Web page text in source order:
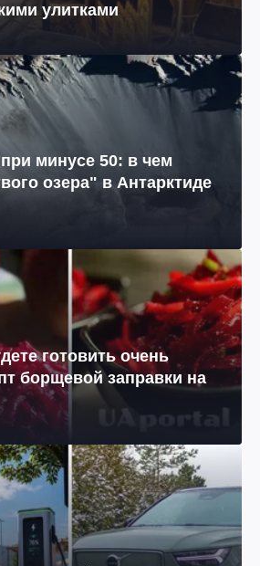
улитками
минусе 50: в чем
озера" в Антарктиде
готовить очень
борщевой заправки на